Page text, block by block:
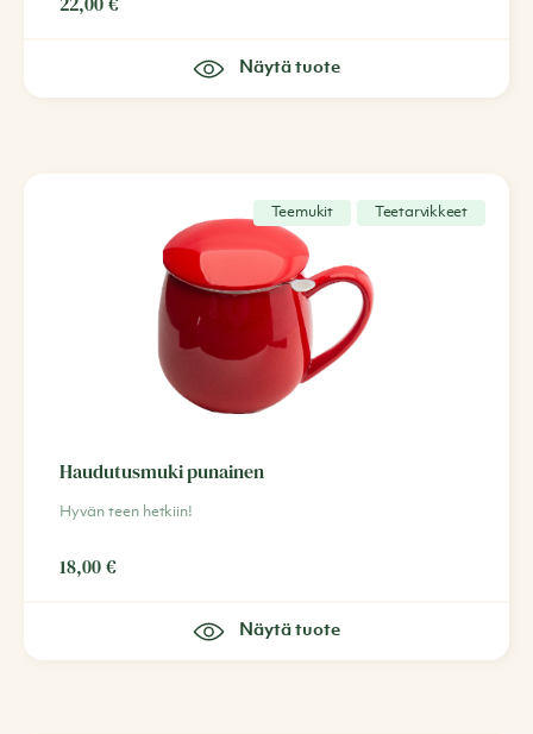
Näytä tuote
Teemukit Teetarvikkeet
Haudutusmuki punainen
Hyvän teen hetkiin!
18,00€
Näytä tuote